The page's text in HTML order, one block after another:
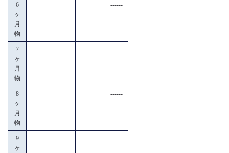
6
ヶ
月
物
------
7
ヶ
月
物
------
8
ヶ
月
物
------
9
ヶ
------